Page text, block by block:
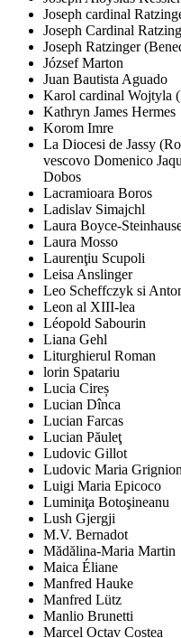
Joseph cardinal
Joseph Cardinal
Joseph Ratzinger
József Marton
Juan Bautista Aguado
Karol cardinal Wojtyla
Kathryn James Hermes
Korom Imre
La Diocesi de Jassy
vescovo Domenico
Dobos
Lacramioara Boros
Ladislav Simajchl
Laura Boyce-
Laura Mosso
Laurenţiu Scupoli
Leisa Anslinger
Leo Scheffczyk si
Leon al XIII-lea
Léopold Sabourin
Liana Gehl
Liturghierul Roman
lorin Spatariu
Lucia Cireș
Lucian Dînca
Lucian Farcas
Lucian Păuleţ
Ludovic Gillot
Ludovic Maria
Luigi Maria Epicoco
Luminiţa Botoşineanu
Lush Gjergji
M.V. Bernadot
Mădălina-Maria Martin
Maica Éliane
Manfred Hauke
Manfred Lütz
Manlio Brunetti
Marcel Octav Costea